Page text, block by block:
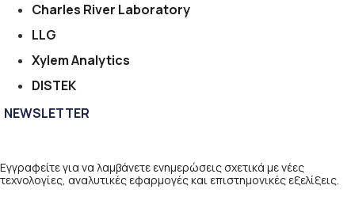
Charles River Laboratory
LLG
Xylem Analytics
DISTEK
NEWSLETTER
Εγγραφείτε για να λαμβάνετε ενημερώσεις σχετικά με νέες
τεχνολογίες, αναλυτικές εφαρμογές και επιστημονικές εξελίξεις.